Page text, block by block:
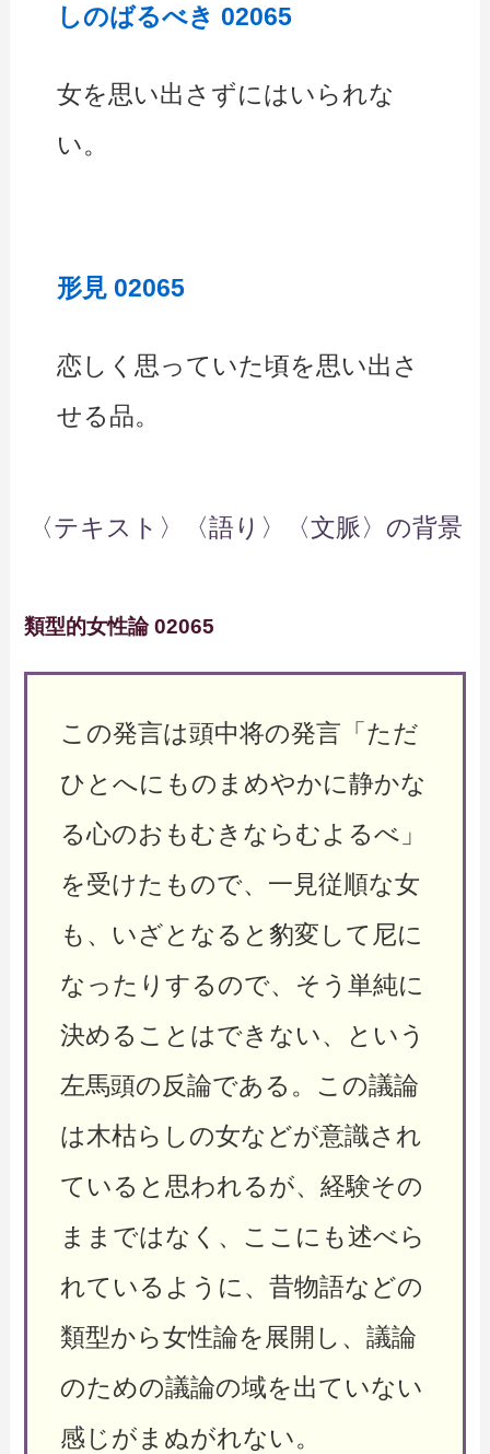
しのばるべき 02065
女を思い出さずにはいられな
い。
形見 02065
恋しく思っていた頃を思い出さ
せる品。
〈テキスト〉〈語り〉〈文脈〉の背景
類型的女性論 02065
この発言は頭中将の発言「ただ
ひとへにものまめやかに静かな
る心のおもむきならむよるべ」
を受けたもので、一見従順な女
も、いざとなると豹変して尼に
なったりするので、そう単純に
決めることはできない、という
左馬頭の反論である。この議論
は木枯らしの女などが意識され
ていると思われるが、経験その
ままではなく、ここにも述べら
れているように、昔物語などの
類型から女性論を展開し、議論
のための議論の域を出ていない
感じがまぬがれない。